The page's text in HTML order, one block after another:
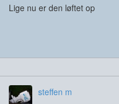
Lige nu er den løftet op
steffen m